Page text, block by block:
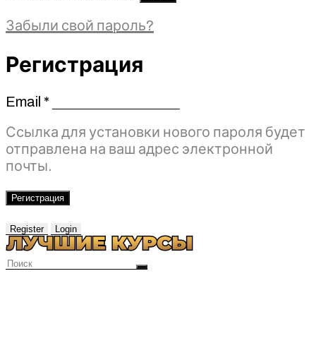
Забыли свой пароль?
Регистрация
Email *Обязательно
Ссылка для установки нового пароля будет
отправлена ​​на ваш адрес электронной
почты.
Регистрация
Register Login